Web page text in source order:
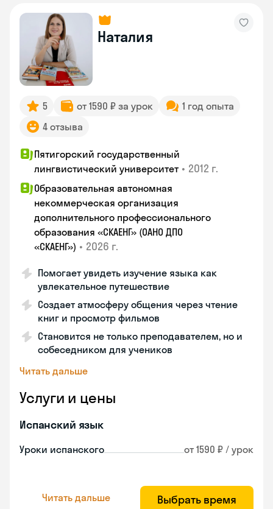
Наталия
5 от 1590 ₽ за урок
1 год опыта
4 отзыва
Пятигорский государственный
лингвистический университет • 2012 г.
Образовательная автономная
некоммерческая организация
дополнительного профессионального
образования «СКАЕНГ» (ОАНО ДПО
«СКАЕНГ») • 2026 г.
Помогает увидеть изучение языка как
увлекательное путешествие
Создает атмосферу общения через чтение
книг и просмотр фильмов
Становится не только преподавателем, но и
собеседником для учеников
Читать дальше
Услуги и цены
Испанский язык
Уроки испанского от 1590 ₽ / урок
Читать дальше Выбрать время